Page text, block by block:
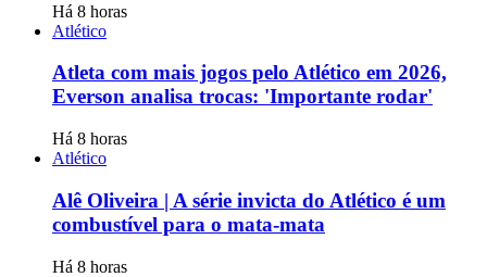
Há 8 horas
Atlético
Atleta com mais jogos pelo Atlético em 2026,
Everson analisa trocas: 'Importante rodar'
Há 8 horas
Atlético
Alê Oliveira | A série invicta do Atlético é um
combustível para o mata-mata
Há 8 horas